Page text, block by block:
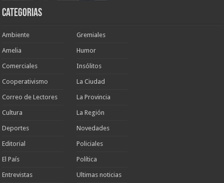
Categorias
Ambiente
Amelia
Comerciales
Cooperativismo
Correo de Lectores
Cultura
Deportes
Editorial
El País
Entrevistas
Gremiales
Humor
Insólitos
La Ciudad
La Provincia
La Región
Novedades
Policiales
Política
Ultimas noticias